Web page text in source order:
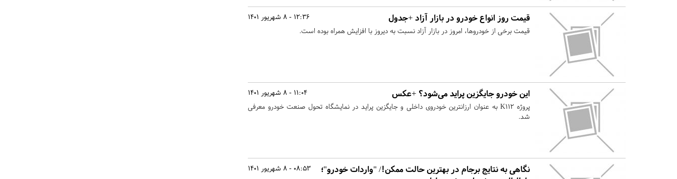
12:36 - 8 شهریور 1401 قیمت روز انواع خودرو در بازار آزاد +جدول
قیمت برخی از خودروها، امروز در بازار آزاد نسبت به دیروز با افزایش همراه بوده است.
11:04 - 8 شهریور 1401 این خودرو جایگزین پراید می‌شود؟ +عکس
پروژه K۱۱۲ به عنوان ارزانترین خودروی داخلی و جایگزین پراید در نمایشگاه تحول صنعت خودرو معرفی
شد.
08:53 - 8 شهریور 1401
نگاهی به نتایج برجام در بهترین حالت ممکن!/ "واردات خودرو"؛